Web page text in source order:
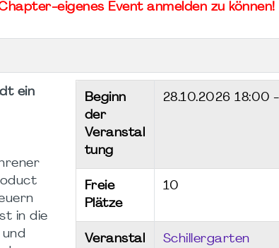
eigenes Event anmelden zu können!
ein
in die
Beginn
der
Veranstal
tung
28.10.202618:00
Freie
Plätze
10
Veranstal
Schillergarten
-